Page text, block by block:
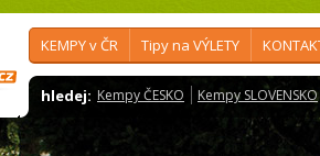
KEMPY v ČR Tipy na VÝLETY
hledej: Kempy ČESKO Kempy SLOVENSKO